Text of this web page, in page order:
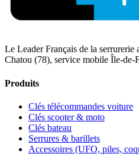
Le Leader Français de la
Chatou (78), service mobile Île-de-
Produits
Clés télécommandes voiture
Clés scooter & moto
Clés bateau
Serrures & barillets
Accessoires (UFO, piles,